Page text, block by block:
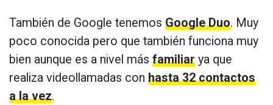
También de Google tenemos Google Duo. Muy
poco conocida pero que también funciona muy
bien aunque es a nivel más familiar ya que
realiza videollamadas con hasta 32 contactos
a la vez.